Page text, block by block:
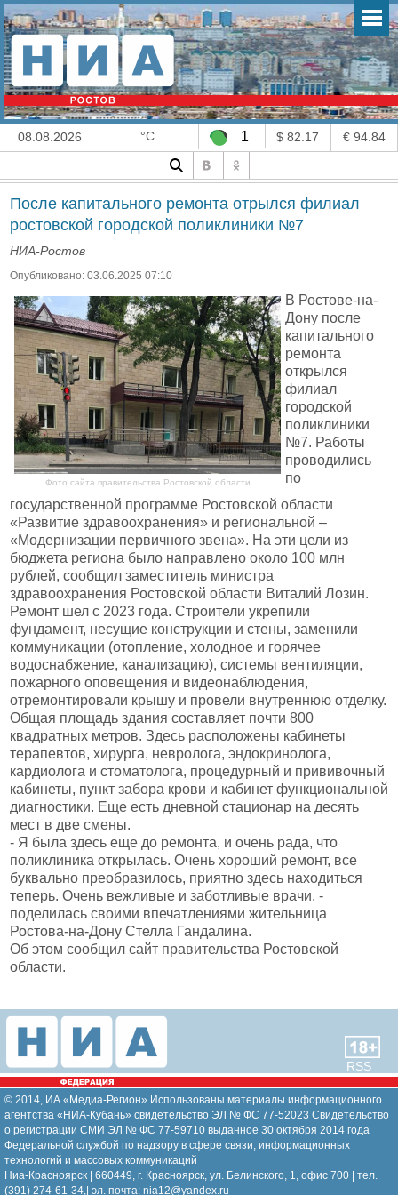
08.08.2026 °C 1 $ 82.17 € 94.84
После капитального ремонта отрылся филиал
ростовской городской поликлиники №7
НИА-Ростов
Опубликовано: 03.06.2025 07:10
Фото сайта правительства Ростовской области
В Ростове-на-
Дону после
капитального
ремонта
открылся
филиал
городской
поликлиники
№7. Работы
проводились
по
государственной программе Ростовской области
«Развитие здравоохранения» и региональной –
«Модернизации первичного звена». На эти цели из
бюджета региона было направлено около 100 млн
рублей, сообщил заместитель министра
здравоохранения Ростовской области Виталий Лозин.
Ремонт шел с 2023 года. Строители укрепили
фундамент, несущие конструкции и стены, заменили
коммуникации (отопление, холодное и горячее
водоснабжение, канализацию), системы вентиляции,
пожарного оповещения и видеонаблюдения,
отремонтировали крышу и провели внутреннюю отделку.
Общая площадь здания составляет почти 800
квадратных метров. Здесь расположены кабинеты
терапевтов, хирурга, невролога, эндокринолога,
кардиолога и стоматолога, процедурный и прививочный
кабинеты, пункт забора крови и кабинет функциональной
диагностики. Еще есть дневной стационар на десять
мест в две смены.
- Я была здесь еще до ремонта, и очень рада, что
поликлиника открылась. Очень хороший ремонт, все
буквально преобразилось, приятно здесь находиться
теперь. Очень вежливые и заботливые врачи, -
поделилась своими впечатлениями жительница
Ростова-на-Дону Стелла Гандалина.
Об этом сообщил сайт правительства Ростовской
области.
RSS
© 2014, ИА «Медиа-Регион» Использованы материалы информационного
агентства «НИА-Кубань» свидетельство ЭЛ № ФС 77-52023 Свидетельство
о регистрации СМИ ЭЛ № ФС 77-59710 выданное 30 октября 2014 года
Федеральной службой по надзору в сфере связи, информационных
технологий и массовых коммуникаций
Ниа-Красноярск | 660449, г. Красноярск, ул. Белинского, 1, офис 700 | тел.
(391) 274-61-34,| эл. почта: nia12@yandex.ru